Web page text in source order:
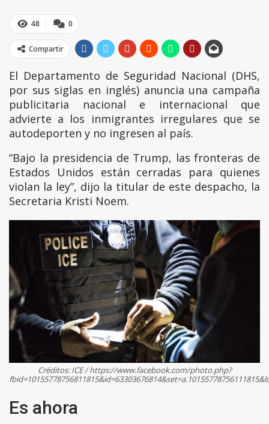
0
48
Compartir
El Departamento de Seguridad Nacional (DHS,
por sus siglas en inglés) anuncia una campaña
publicitaria nacional e internacional que
advierte a los inmigrantes irregulares que se
autodeporten y no ingresen al país.
“Bajo la presidencia de Trump, las fronteras de
Estados Unidos están cerradas para quienes
violan la ley”, dijo la titular de este despacho, la
Secretaria Kristi Noem.
Créditos: ICE / https://www.facebook.com/photo.php?
Es ahora